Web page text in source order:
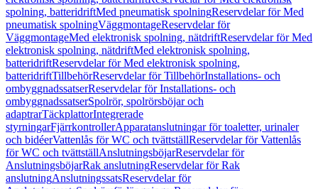
spolning, batteridriftMed pneumatisk spolningReservdelar för Med
pneumatisk spolningVäggmontageReservdelar för
VäggmontageMed elektronisk spolning, nätdriftReservdelar för Med
elektronisk spolning, nätdriftMed elektronisk spolning,
batteridriftReservdelar för Med elektronisk spolning,
batteridriftTillbehörReservdelar för TillbehörInstallations- och
ombyggnadssatserReservdelar för Installations- och
ombyggnadssatserSpolrör, spolrörsböjar och
adaptrarTäckplattorIntegrerade
styrningarFjärrkontrollerApparatanslutningar för toaletter, urinaler
och bidéerVattenlås för WC och tvättställReservdelar för Vattenlås
för WC och tvättställAnslutningsböjarReservdelar för
AnslutningsböjarRak anslutningReservdelar för Rak
anslutningAnslutningssatsReservdelar för